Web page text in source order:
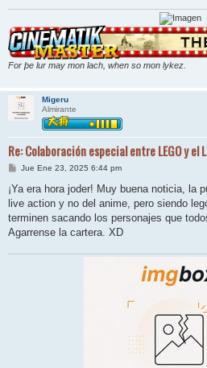
For þe lur may mon lach, when so mon lykez.
Migeru
Almirante
Re: Colaboración especial entre LEGO y el
M
n
a
j
Jue Ene 23, 2025 6:44 pm
¡Ya era hora joder! Muy buena noticia, la
live action y no del anime, pero siendo
terminen sacando los personajes que
Agarrense la cartera. XD